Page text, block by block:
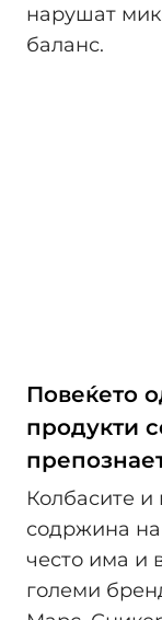
нарушат
баланс.
Повеќето
продукти
Колбасите
содржина
често има и
големи